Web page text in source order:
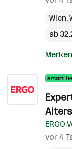
Wien,
ab
Merken
ERGO
vor 4